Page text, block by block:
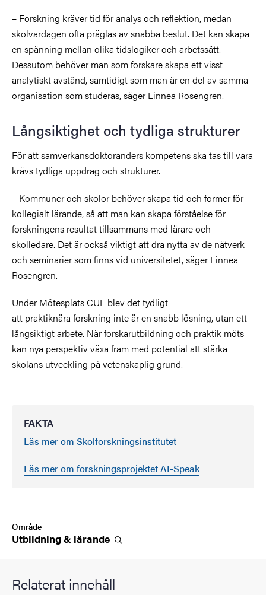
– Forskning kräver tid för analys och reflektion, medan
skolvardagen ofta präglas av snabba beslut. Det kan skapa
en spänning mellan olika tidslogiker och arbetssätt.
Dessutom behöver man som forskare skapa ett visst
analytiskt avstånd, samtidigt som man är en del av samma
organisation som studeras, säger Linnea Rosengren.
Långsiktighet och tydliga strukturer
För att samverkansdoktoranders kompetens ska tas till vara
krävs tydliga uppdrag och strukturer.
– Kommuner och skolor behöver skapa tid och former för
kollegialt lärande, så att man kan skapa förståelse för
forskningens resultat tillsammans med lärare och
skolledare. Det är också viktigt att dra nytta av de nätverk
och seminarier som finns vid universitetet, säger Linnea
Rosengren.
Under Mötesplats CUL blev det tydligt
att praktiknära forskning inte är en snabb lösning, utan ett
långsiktigt arbete. När forskarutbildning och praktik möts
kan nya perspektiv växa fram med potential att stärka
skolans utveckling på vetenskaplig grund.
FAKTA
Läs mer om Skolforskningsinstitutet
Läs mer om forskningsprojektet AI-Speak
Område
Utbildning & lärande
Relaterat innehåll